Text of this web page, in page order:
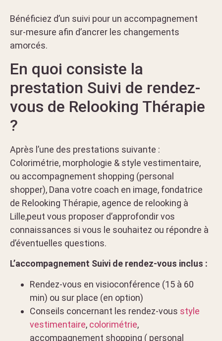
Bénéficiez d’un suivi pour un accompagnement
sur-mesure afin d’ancrer les changements
amorcés.
En quoi consiste la
prestation Suivi de rendez-
vous de Relooking Thérapie
?
Après l’une des prestations suivante :
Colorimétrie, morphologie & style vestimentaire,
ou accompagnement shopping (personal
shopper), Dana votre coach en image, fondatrice
de Relooking Thérapie, agence de relooking à
Lille,peut vous proposer d’approfondir vos
connaissances si vous le souhaitez ou répondre à
d’éventuelles questions.
L’accompagnement Suivi de rendez-vous inclus :
Rendez-vous en visioconférence (15 à 60
min) ou sur place (en option)
Conseils concernant les rendez-vous style
vestimentaire, colorimétrie,
accompagnement shopping ( personal